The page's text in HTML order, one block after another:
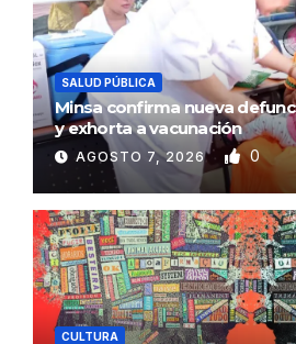
SALUD PÚBLICA
Minsa confirma nueva
y exhorta a vacunación
AGOSTO 7, 2026 0
CULTURA